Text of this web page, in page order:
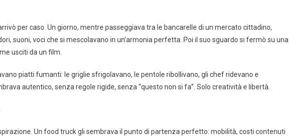
per caso. Un giorno, mentre passeggiava tra le bancarelle di un mercato cittadino,
suoni, voci che si mescolavano in un’armonia perfetta. Poi il suo sguardo si fermò su una
usciti da un film.
piatti fumanti: le griglie sfrigolavano, le pentole ribollivano, gli chef ridevano e
autentico, senza regole rigide, senza “questo non si fa”. Solo creatività e libertà.
Un food truck gli sembrava il punto di partenza perfetto: mobilità, costi contenuti